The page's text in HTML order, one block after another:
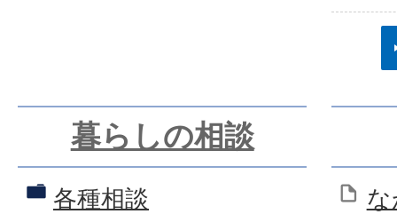
暮らしの相談
各種相談